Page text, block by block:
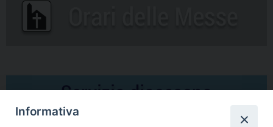
Informativa